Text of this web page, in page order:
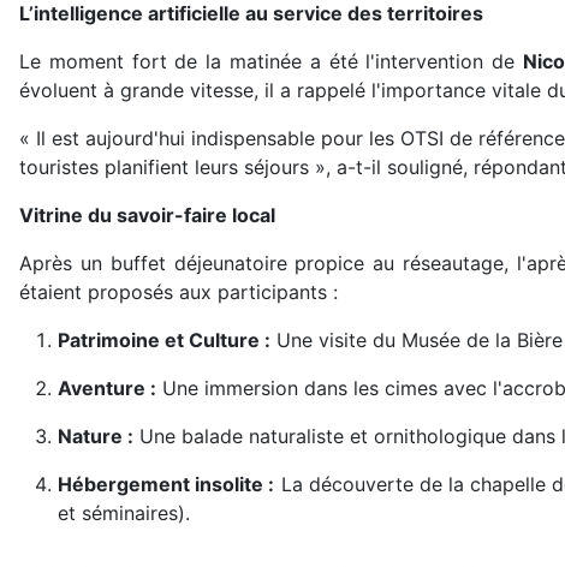
L’intelligence artificielle au service des territoires
Le moment fort de la matinée a été l'intervention de
évoluent à grande vitesse, il a rappelé l'importance vitale
« Il est aujourd'hui indispensable pour les OTSI de
touristes planifient leurs séjours », a-t-il souligné,
Vitrine du savoir-faire local
Après un buffet déjeunatoire propice au réseautage,
étaient proposés aux participants :
Patrimoine et Culture : Une visite du Musée de la
Aventure : Une immersion dans les cimes avec
Nature : Une balade naturaliste et ornithologique dans
Hébergement insolite : La découverte de la chapelle
et séminaires).